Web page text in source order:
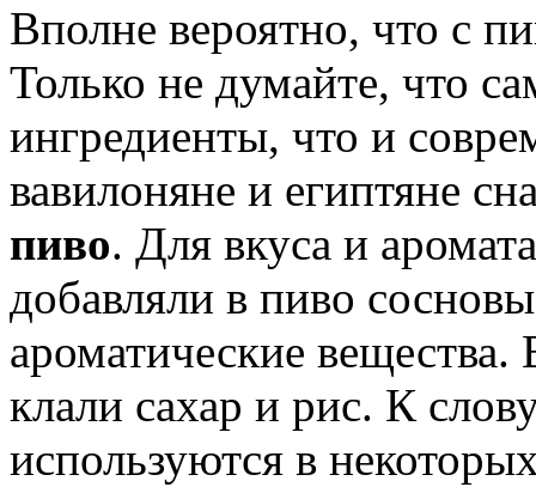
Вполне вероятно, что с
Только не думайте, что
ингредиенты, что и
вавилоняне и египтяне
пиво. Для вкуса и
добавляли в пиво
ароматические
клали сахар и рис. К
используются в